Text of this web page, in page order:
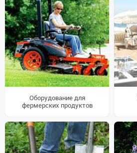
Оборудование для
фермерских продуктов